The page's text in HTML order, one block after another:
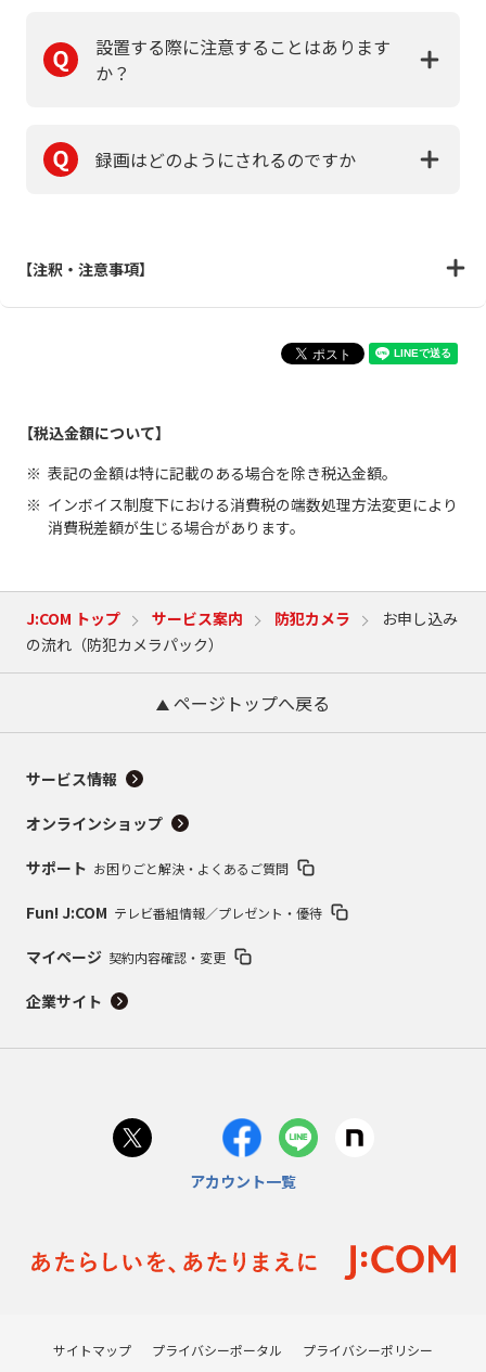
設置する際に注意することはあります
か？
録画はどのようにされるのですか
【注釈・注意事項】
【税込金額について】
表記の金額は特に記載のある場合を除き税込金額。
インボイス制度下における消費税の端数処理方法変更により
消費税差額が生じる場合があります。
J:COM トップ サービス案内 防犯カメラ
お申し込み
の流れ（防犯カメラパック）
ページトップへ戻る
サービス情報
オンラインショップ
サポート お困りごと解決・よくあるご質問
Fun! J:COM テレビ番組情報／プレゼント・優待
マイページ 契約内容確認・変更
企業サイト
アカウント一覧
サイトマップ プライバシーポータル プライバシーポリシー